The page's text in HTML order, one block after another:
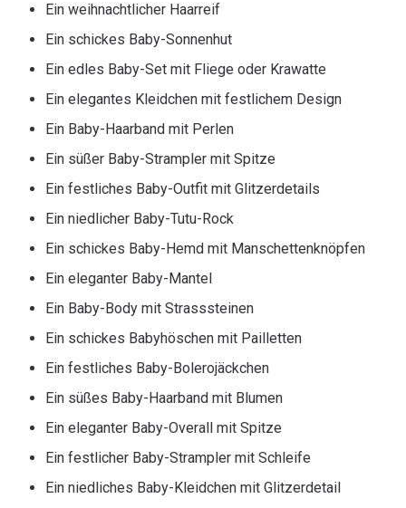
Ein weihnachtlicher Haarreif
Ein schickes Baby-Sonnenhut
Ein edles Baby-Set mit Fliege oder Krawatte
Ein elegantes Kleidchen mit festlichem Design
Ein Baby-Haarband mit Perlen
Ein süßer Baby-Strampler mit Spitze
Ein festliches Baby-Outfit mit Glitzerdetails
Ein niedlicher Baby-Tutu-Rock
Ein schickes Baby-Hemd mit Manschettenknöpfen
Ein eleganter Baby-Mantel
Ein Baby-Body mit Strasssteinen
Ein schickes Babyhöschen mit Pailletten
Ein festliches Baby-Bolerojäckchen
Ein süßes Baby-Haarband mit Blumen
Ein eleganter Baby-Overall mit Spitze
Ein festlicher Baby-Strampler mit Schleife
Ein niedliches Baby-Kleidchen mit Glitzerdetail